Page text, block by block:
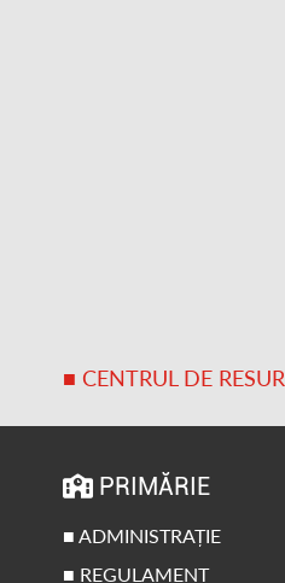
■ CENTRUL DE
PRIMĂRIE
■ ADMINISTRAȚIE
■ REGULAMENT